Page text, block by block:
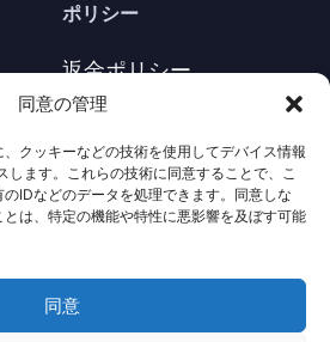
同意の管理
クッキーなどの技術を使用してデバイス情報
します。これらの技術に同意することで、こ
IDなどのデータを処理できます。同意しな
は、特定の機能や特性に悪影響を及ぼす可能
同意
ポリシー
返金ポリシー
プライバシーポリシー
利用規約
アンインストール
Cookieポリシ
· 著作権は全て保護されていま